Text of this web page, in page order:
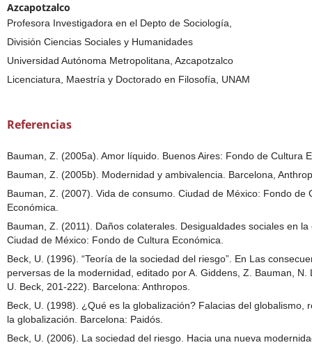
Azcapotzalco
Profesora Investigadora en el Depto de Sociología,
División Ciencias Sociales y Humanidades
Universidad Autónoma Metropolitana, Azcapotzalco
Licenciatura, Maestría y Doctorado en Filosofía, UNAM
Referencias
Bauman, Z. (2005a). Amor líquido. Buenos Aires: Fondo de Cultura
Bauman, Z. (2005b). Modernidad y ambivalencia. Barcelona,
Bauman, Z. (2007). Vida de consumo. Ciudad de México: Fondo de
Económica.
Bauman, Z. (2011). Daños colaterales. Desigualdades sociales en la
Ciudad de México: Fondo de Cultura Económica.
Beck, U. (1996). “Teoría de la sociedad del riesgo”. En Las
perversas de la modernidad, editado por A. Giddens, Z. Bauman, N.
U. Beck, 201-222). Barcelona: Anthropos.
Beck, U. (1998). ¿Qué es la globalización? Falacias del globalismo,
la globalización. Barcelona: Paidós.
Beck, U. (2006). La sociedad del riesgo. Hacia una nueva